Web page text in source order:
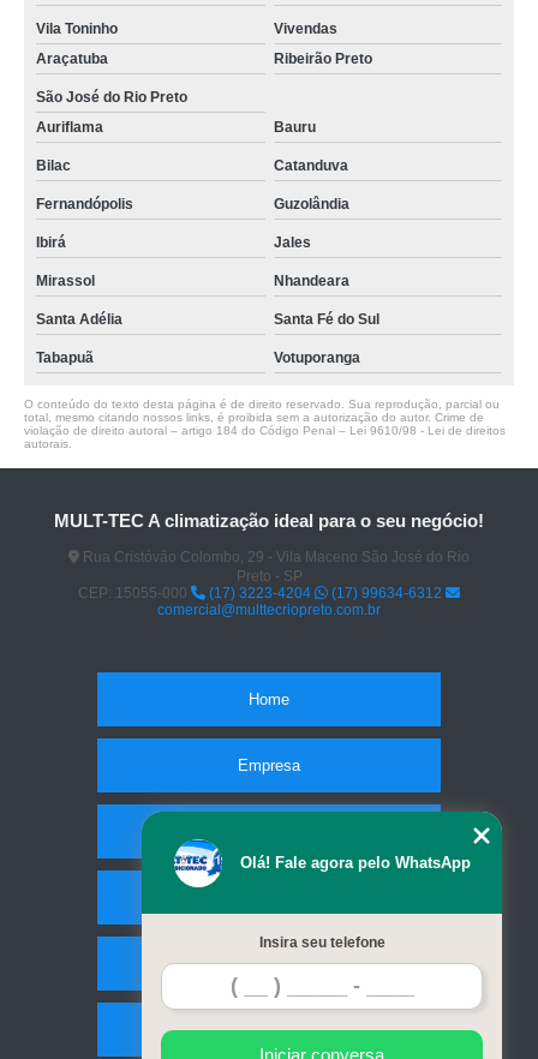
Vila Toninho
Vivendas
Araçatuba
Ribeirão Preto
São José do Rio Preto
Auriflama
Bauru
Bilac Catanduva
Fernandópolis Guzolândia
Ibirá Jales
Mirassol Nhandeara
Santa Adélia Santa Fé do Sul
Tabapuã Votuporanga
O conteúdo do texto desta página é de direito reservado. Sua reprodução, parcial ou
total, mesmo citando nossos links, é proibida sem a autorização do autor. Crime de
violação de direito autoral – artigo 184 do Código Penal – Lei 9610/98 - Lei de direitos
autorais
MULT-TEC A climatização ideal para o seu negócio!
Rua Cristóvão Colombo, 29 - Vila Maceno São José do Rio
Preto - SP
CEP: 15055-000
(17) 3223-4204
(17) 99634-6312
comercial@multtecriopreto.com.br
Home
Empresa
Contato
Mapa do site
Olá! Fale agora pelo WhatsApp
Insira seu telefone
Iniciar conversa